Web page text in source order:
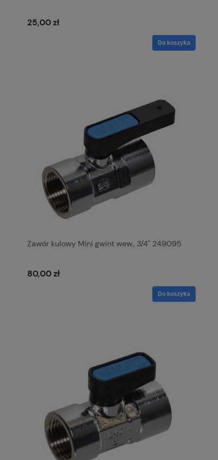
25,00 zł
Do koszyka
Zawór kulowy Mini gwint wew., 3/4" 249095
80,00 zł
Do koszyka